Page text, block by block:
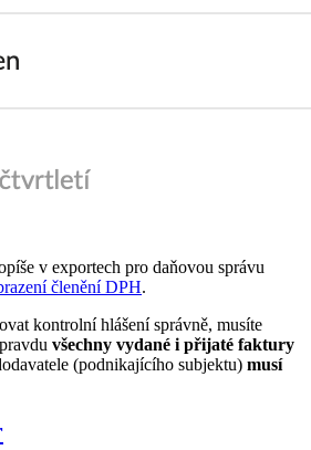
v exportech pro daňovou správu
členění DPH.
kontrolní hlášení správně, musíte
všechny vydané i přijaté faktury
(podnikajícího subjektu) musí